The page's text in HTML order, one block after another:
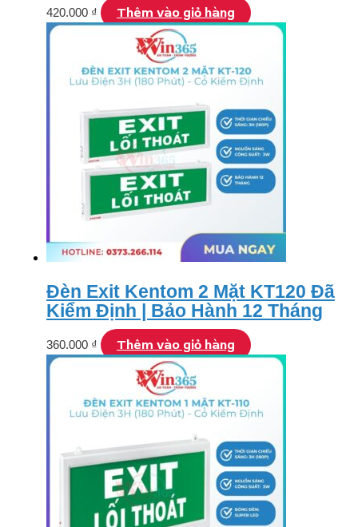
420.000 ₫ Thêm vào giỏ hàng
Đèn Exit Kentom 2 Mặt KT120 Đã
Kiểm Định | Bảo Hành 12 Tháng
360.000 ₫ Thêm vào giỏ hàng